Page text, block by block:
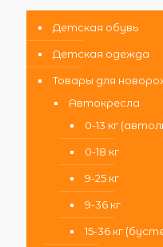
Детская обувь
Детская одежда
Товары для
Автокресла
0-13 кг
0-18 кг
9-25 кг
9-36 кг
15-36 кг